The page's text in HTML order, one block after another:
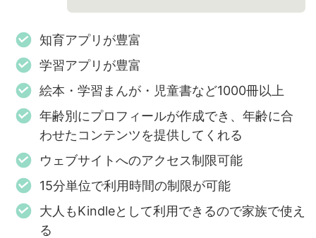
知育アプリが豊富
学習アプリが豊富
絵本・学習まんが・児童書など1000冊以上
年齢別にプロフィールが作成でき、年齢に合
わせたコンテンツを提供してくれる
ウェブサイトへのアクセス制限可能
15分単位で利用時間の制限が可能
大人もKindleとして利用できるので家族で使え
る